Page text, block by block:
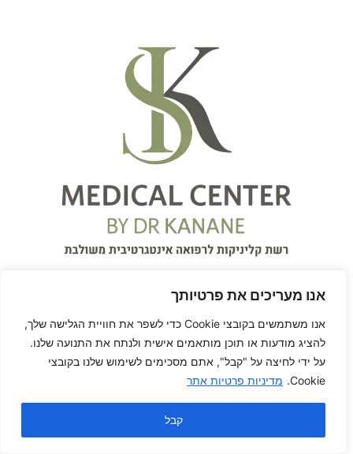
אנו מעריכים את פרטיותך
אנו משתמשים בקובצי Cookie כדי לשפר את חוויית הגלישה שלך,
להציג מודעות או תוכן מותאמים אישית ולנתח את התנועה שלנו.
על ידי לחיצה על "קבל", אתם מסכימים לשימוש שלנו בקובצי
Cookie. מדיניות פרטיות אתר
קבל
על המרפאה
המרכז הרפואי S.K Medical
Center